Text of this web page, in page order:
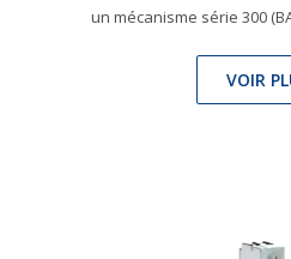
un mécanisme série 300
VOIR